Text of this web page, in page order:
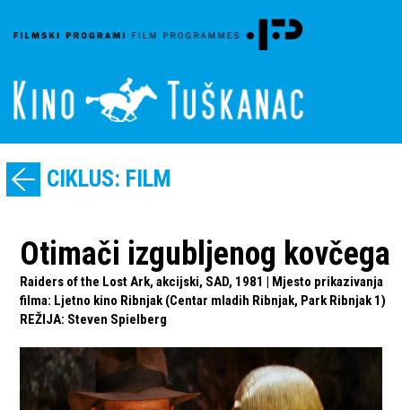
CIKLUS: FILM
Otimači izgubljenog kovčega
Raiders of the Lost Ark, akcijski, SAD, 1981 | Mjesto prikazivanja
filma: Ljetno kino Ribnjak (Centar mladih Ribnjak, Park Ribnjak 1)
REŽIJA: Steven Spielberg